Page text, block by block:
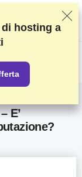
ma teniamo
commerciali con
Informativa
US$
E’
hosting a